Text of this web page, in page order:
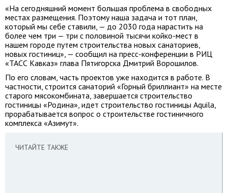
«На сегодняшний момент большая проблема в свободных
местах размещения. Поэтому наша задача и тот план,
который мы себе ставили, — до 2030 года нарастить на
более чем три — три с половиной тысячи койко-мест в
нашем городе путем строительства новых санаториев,
новых гостиниц», — сообщил на пресс-конференции в РИЦ
«ТАСС Кавказ» глава Пятигорска Дмитрий Ворошилов.
По его словам, часть проектов уже находится в работе. В
частности, строится санаторий «Горный бриллиант» на месте
старого мясокомбината, завершается строительство
гостиницы «Родина», идет строительство гостиницы Aquila,
прорабатывается вопрос о строительстве гостиничного
комплекса «Азимут».
ЧИТАЙТЕ ТАКЖЕ